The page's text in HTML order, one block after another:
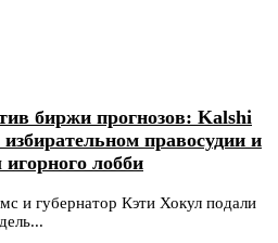
биржи прогнозов: Kalshi
правосудии и
лобби
и губернатор Кэти Хокул подали